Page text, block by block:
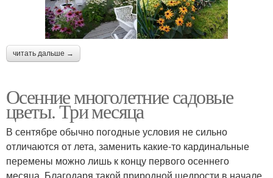
читать дальше →
Осенние многолетние садовые
цветы. Три месяца
В сентябре обычно погодные условия не сильно
отличаются от лета, заменить какие-то кардинальные
перемены можно лишь к концу первого осеннего